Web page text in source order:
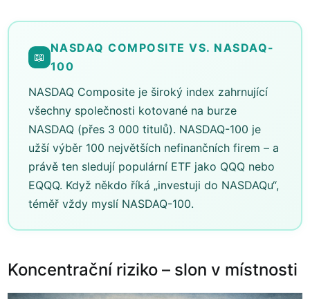
📖
NASDAQ COMPOSITE VS. NASDAQ-
100
NASDAQ Composite je široký index zahrnující
všechny společnosti kotované na burze
NASDAQ (přes 3 000 titulů). NASDAQ-100 je
užší výběr 100 největších nefinančních firem – a
právě ten sledují populární ETF jako QQQ nebo
EQQQ. Když někdo říká „investuji do NASDAQu“,
téměř vždy myslí NASDAQ-100.
Koncentrační riziko – slon v místnosti